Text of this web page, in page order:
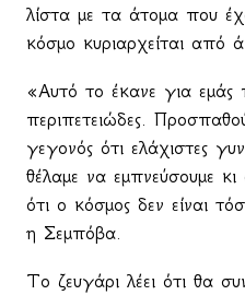
λίστα με τα άτομα που
κόσμο κυριαρχείται από
«Αυτό το έκανε για εμάς
περιπετειώδες.
γεγονός ότι ελάχιστες
θέλαμε να εμπνεύσουμε κι
ότι ο κόσμος δεν είναι
η Σεμπόβα.
Το ζευγάρι λέει ότι θα